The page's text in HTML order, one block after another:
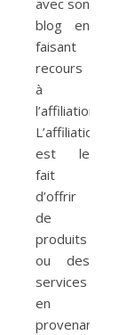
blog en
faisant
recours
à
l’affiliation.
L’affiliation
est le
fait
d’offrir
de
produits
ou des
services
en
provenance